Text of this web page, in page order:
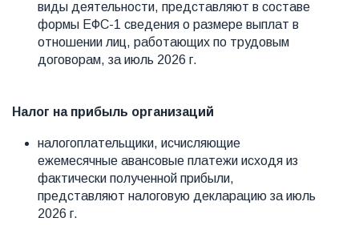
виды деятельности, представляют в составе
формы ЕФС-1 сведения о размере выплат в
отношении лиц, работающих по трудовым
договорам, за июль 2026 г.
Налог на прибыль организаций
налогоплательщики, исчисляющие
ежемесячные авансовые платежи исходя из
фактически полученной прибыли,
представляют налоговую декларацию за июль
2026 г.